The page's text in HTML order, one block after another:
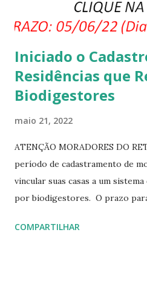
Iniciado o
Residências que
Biodigestores
maio 21, 2022
ATENÇÃO MORADORES DO
período de cadastramento de
vincular suas casas a um
por biodigestores. O prazo
casa NÃO POSSUI sistema de
COMPARTILHAR